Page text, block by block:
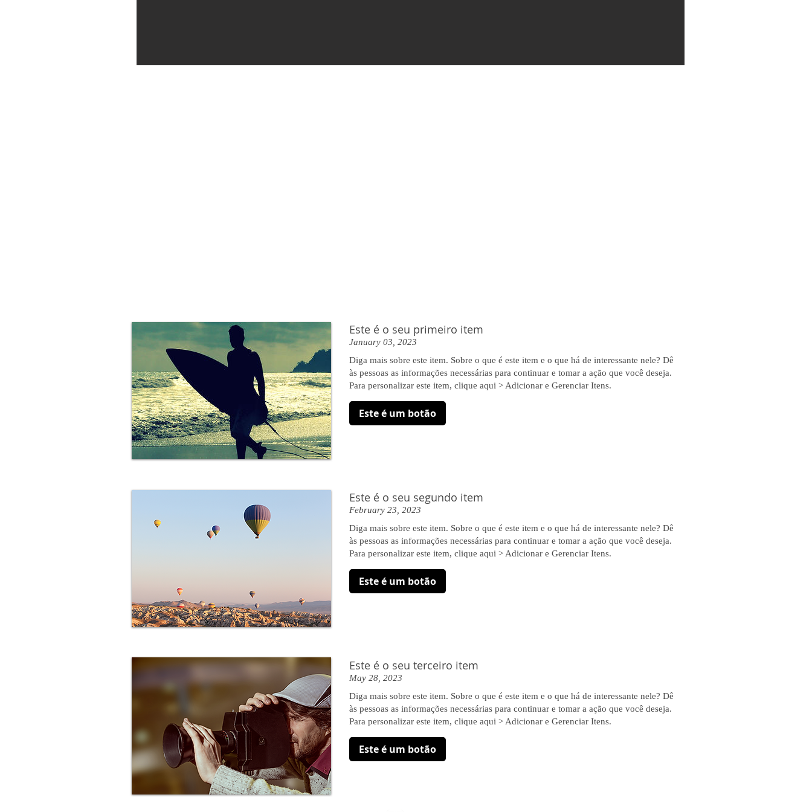
Este é o seu primeiro item
January 03, 2023
Diga mais sobre este item. Sobre o que é este item e o que há de interessante nele? Dê
às pessoas as informações necessárias para continuar e tomar a ação que você deseja.
Para personalizar este item, clique aqui > Adicionar e Gerenciar Itens.
Este é um botão
Este é o seu segundo item
February 23, 2023
Diga mais sobre este item. Sobre o que é este item e o que há de interessante nele? Dê
às pessoas as informações necessárias para continuar e tomar a ação que você deseja.
Para personalizar este item, clique aqui > Adicionar e Gerenciar Itens.
Este é um botão
Este é o seu terceiro item
May 28, 2023
Diga mais sobre este item. Sobre o que é este item e o que há de interessante nele? Dê
às pessoas as informações necessárias para continuar e tomar a ação que você deseja.
Para personalizar este item, clique aqui > Adicionar e Gerenciar Itens.
Este é um botão